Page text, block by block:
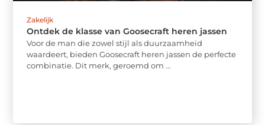
Zakelijk
Ontdek de klasse van Goosecraft heren jassen
Voor de man die zowel stijl als duurzaamheid
waardeert, bieden Goosecraft heren jassen de perfecte
combinatie. Dit merk, geroemd om ...